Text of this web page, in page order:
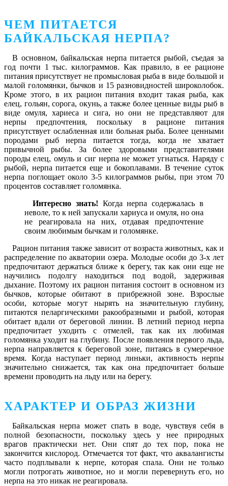
ЧЕМ ПИТАЕТСЯ
БАЙКАЛЬСКАЯ НЕРПА?
В основном, байкальская нерпа питается рыбой, съедая за
год почти 1 тыс. килограммов. Как правило, в ее рационе
питания присутствует не промысловая рыба в виде большой и
малой голомянки, бычков и 15 разновидностей широколобок.
Кроме этого, в их рацион питания входит такая рыба, как
елец, гольян, сорога, окунь, а также более ценные виды рыб в
виде омуля, хариеса и сига, но они не представляют для
нерпы предпочтения, поскольку в рационе питания
присутствует ослабленная или больная рыба. Более ценными
породами рыб нерпа питается тогда, когда не хватает
привычной рыбы. За более здоровыми представителями
породы елец, омуль и сиг нерпа не может угнаться. Наряду с
рыбой, нерпа питается еще и бокоплавами. В течение суток
нерпа поглощает около 3-5 килограммов рыбы, при этом 70
процентов составляет голомянка.
Интересно знать! Когда нерпа содержалась в
неволе, то к ней запускали хариуса и омуля, но она
не реагировала на них, отдавая предпочтение
своим любимым бычкам и голомянке.
Рацион питания также зависит от возраста животных, как и
распределение по акватории озера. Молодые особи до 3-х лет
предпочитают держаться ближе к берегу, так как они еще не
научились подолгу находиться под водой, задерживая
дыхание. Поэтому их рацион питания состоит в основном из
бычков, которые обитают в прибрежной зоне. Взрослые
особи, которые могут нырять на значительную глубину,
питаются пеларгическими ракообразными и рыбой, которая
обитает вдали от береговой линии. В летний период нерпа
предпочитает уходить с отмелей, так как их любимая
голомянка уходит на глубину. После появления первого льда,
нерпа направляется к береговой зоне, питаясь в сумеречное
время. Когда наступает период линьки, активность нерпы
значительно снижается, так как она предпочитает больше
времени проводить на льду или на берегу.
ХАРАКТЕР И ОБРАЗ ЖИЗНИ
Байкальская нерпа может спать в воде, чувствуя себя в
полной безопасности, поскольку здесь у нее природных
врагов практически нет. Они спят до тех пор, пока не
закончится кислород. Отмечается тот факт, что аквалангисты
часто подплывали к нерпе, которая спала. Они не только
могли потрогать животное, но и могли перевернуть его, но
нерпа на это никак не реагировала.